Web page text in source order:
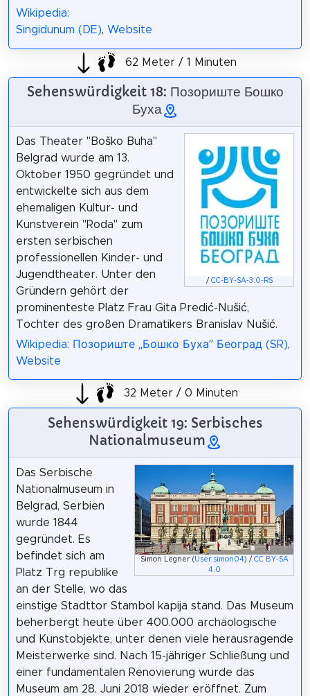
Wikipedia:
Singidunum (DE), Website
62 Meter / 1 Minuten
Sehenswürdigkeit 18: Позориште Бошко
Буха
/ CC-BY-SA-3.0-RS
Das Theater "Boško Buha"
Belgrad wurde am 13.
Oktober 1950 gegründet und
entwickelte sich aus dem
ehemaligen Kultur- und
Kunstverein "Roda" zum
ersten serbischen
professionellen Kinder- und
Jugendtheater. Unter den
Gründern gehört der
prominenteste Platz Frau Gita Predić-Nušić,
Tochter des großen Dramatikers Branislav Nušić.
Wikipedia: Позориште „Бошко Буха” Београд (SR),
Website
32 Meter / 0 Minuten
Sehenswürdigkeit 19: Serbisches
Nationalmuseum
Simon Legner ( User:simon04 ) / CC BY-SA
4.0
Das Serbische
Nationalmuseum in
Belgrad, Serbien
wurde 1844
gegründet. Es
befindet sich am
Platz Trg republike
an der Stelle, wo das
einstige Stadttor Stambol kapija stand. Das Museum
beherbergt heute über 400.000 archäologische
und Kunstobjekte, unter denen viele herausragende
Meisterwerke sind. Nach 15-jähriger Schließung und
einer fundamentalen Renovierung wurde das
Museum am 28. Juni 2018 wieder eröffnet. Zum